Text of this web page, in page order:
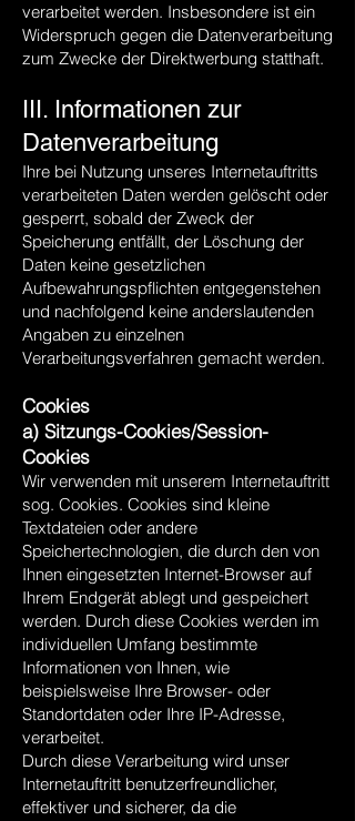
verarbeitet werden. Insbesondere ist ein
Widerspruch gegen die Datenverarbeitung
zum Zwecke der Direktwerbung statthaft.
III. Informationen zur
Datenverarbeitung
Ihre bei Nutzung unseres Internetauftritts
verarbeiteten Daten werden gelöscht oder
gesperrt, sobald der Zweck der
Speicherung entfällt, der Löschung der
Daten keine gesetzlichen
Aufbewahrungspflichten entgegenstehen
und nachfolgend keine anderslautenden
Angaben zu einzelnen
Verarbeitungsverfahren gemacht werden.
Cookies
a) Sitzungs-Cookies/Session-
Cookies
Wir verwenden mit unserem Internetauftritt
sog. Cookies. Cookies sind kleine
Textdateien oder andere
Speichertechnologien, die durch den von
Ihnen eingesetzten Internet-Browser auf
Ihrem Endgerät ablegt und gespeichert
werden. Durch diese Cookies werden im
individuellen Umfang bestimmte
Informationen von Ihnen, wie
beispielsweise Ihre Browser- oder
Standortdaten oder Ihre IP-Adresse,
verarbeitet.
Durch diese Verarbeitung wird unser
Internetauftritt benutzerfreundlicher,
effektiver und sicherer, da die